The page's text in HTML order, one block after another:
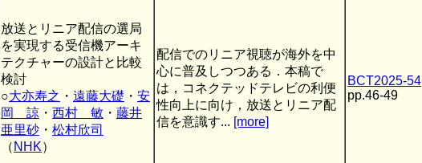
放送とリニア配信の選局
を実現する受信機アーキ
テクチャーの設計と比較
検討
○大亦寿之 ・ 遠藤大礎 ・ 安
岡 諒 ・ 西村 敏 ・ 藤井
亜里砂 ・ 松村欣司
（ NHK）
配信でのリニア視聴が海外を中
心に普及しつつある．本稿で
は，コネクテッドテレビの利便
性向上に向け，放送とリニア配
信を意識す... [more]
BCT2025-54
pp.46-49